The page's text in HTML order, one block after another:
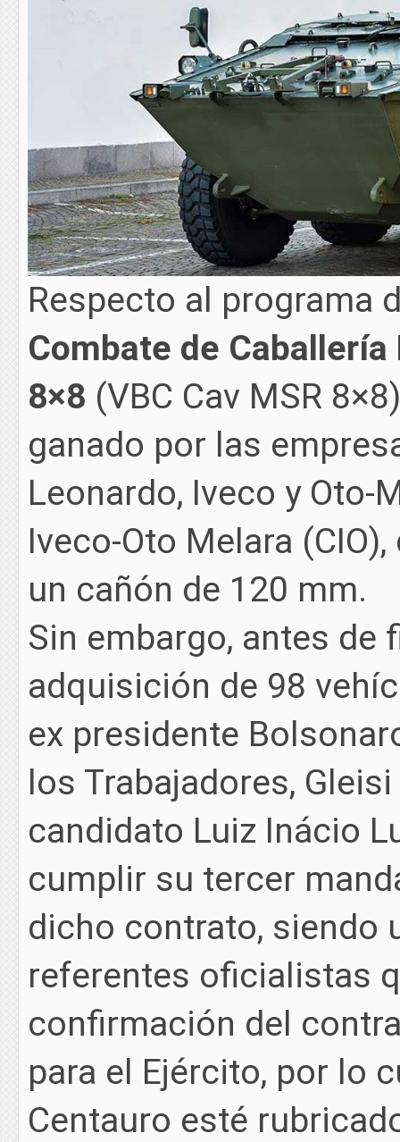
Respecto al programa
Combate de
8×8 (VBC Cav MSR
ganado por las
Leonardo, Iveco y Oto-
Iveco-Oto Melara
un cañón de 120 mm.
Sin embargo, antes de
adquisición de 98
ex presidente
los Trabajadores,
candidato Luiz Inácio
cumplir su tercer
dicho contrato, siendo
referentes oficialistas
confirmación del
para el Ejército, por lo
Centauro esté